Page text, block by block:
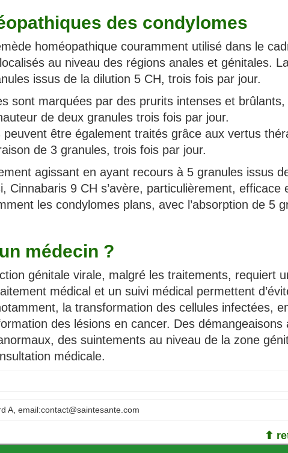
des condylomes
homéopathique couramment utilisé dans le
au niveau des régions anales et génitales.
issus de la dilution 5 CH, trois fois par jour.
sont marquées par des prurits intenses et brûlants,
de deux granules trois fois par jour.
être également traités grâce aux vertus
de 3 granules, trois fois par jour.
agissant en ayant recours à 5 granules issus
Cinnabaris 9 CH s’avère, particulièrement, efficace
les condylomes plans, avec l’absorption de 5
médecin ?
génitale virale, malgré les traitements, requiert
médical et un suivi médical permettent
la transformation des cellules infectées,
des lésions en cancer. Des démangeaisons
des suintements au niveau de la zone
médicale.
A , email:contact@saintesante.com
⬆